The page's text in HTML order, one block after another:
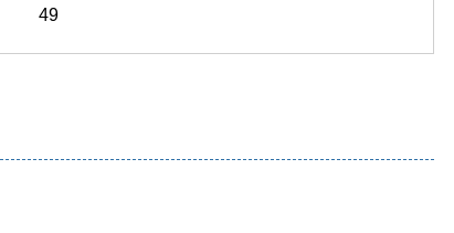
49